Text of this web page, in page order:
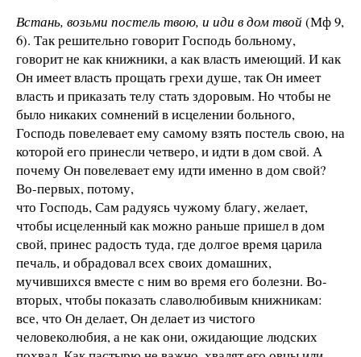
Встань, возьми постель твою, и иди в дом твой(Мф 9,
6). Так решительно говорит Господь больному,
говорит не как книжники, а как власть имеющий. И как
Он имеет власть прощать грехи душе, так Он имеет
власть и приказать телу стать здоровым. Но чтобы не
было никаких сомнений в исцелении больного,
Господь повелевает ему самому взять постель свою, на
которой его принесли четверо, и идти в дом свой. А
почему Он повелевает ему идти именно в дом свой?
Во-первых, потому,
что Господь, Сам радуясь чужому благу, желает,
чтобы исцеленный как можно раньше пришел в дом
свой, принес радость туда, где долгое время царила
печаль, и обрадовал всех своих домашних,
мучившихся вместе с ним во время его болезни. Во-
вторых, чтобы показать славолюбивым книжникам:
все, что Он делает, Он делает из чистого
человеколюбия, а не как они, ожидающие людских